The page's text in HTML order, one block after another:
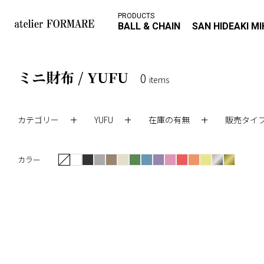
PRODUCTS
BALL & CHAIN SAN HIDEAKI
ミニ財布 / YUFU 0 items
カテゴリー YUFU 在庫の有無 販売タイ
カラー